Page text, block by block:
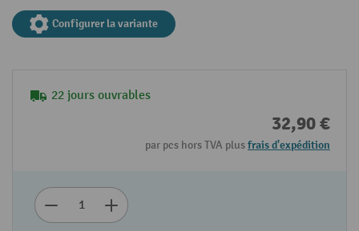
Configurer la variante
22 jours ouvrables
32,90 €
par pcs hors TVA plusfrais d'expédition